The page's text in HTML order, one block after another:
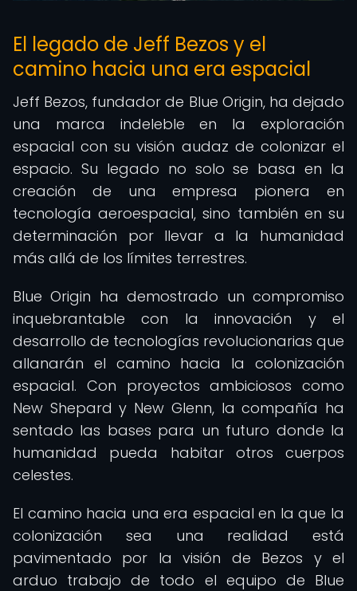
El legado de Jeff Bezos y el
camino hacia una era espacial
Jeff Bezos, fundador de Blue Origin, ha dejado
una marca indeleble en la exploración
espacial con su visión audaz de colonizar el
espacio. Su legado no solo se basa en la
creación de una empresa pionera en
tecnología aeroespacial, sino también en su
determinación por llevar a la humanidad
más allá de los límites terrestres.
Blue Origin ha demostrado un compromiso
inquebrantable con la innovación y el
desarrollo de tecnologías revolucionarias que
allanarán el camino hacia la colonización
espacial. Con proyectos ambiciosos como
New Shepard y New Glenn, la compañía ha
sentado las bases para un futuro donde la
humanidad pueda habitar otros cuerpos
celestes.
El camino hacia una era espacial en la que la
colonización sea una realidad está
pavimentado por la visión de Bezos y el
arduo trabajo de todo el equipo de Blue